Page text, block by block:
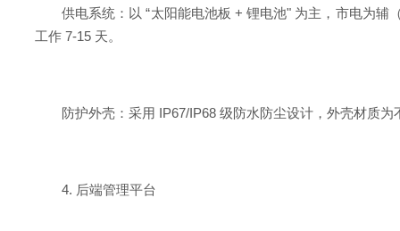
供电系统：以 “太阳能电池板 + 锂电池" 为主，市电为
工作 7-15 天。
防护外壳：采用 IP67/IP68 级防水防尘设计，外壳材质
4. 后端管理平台